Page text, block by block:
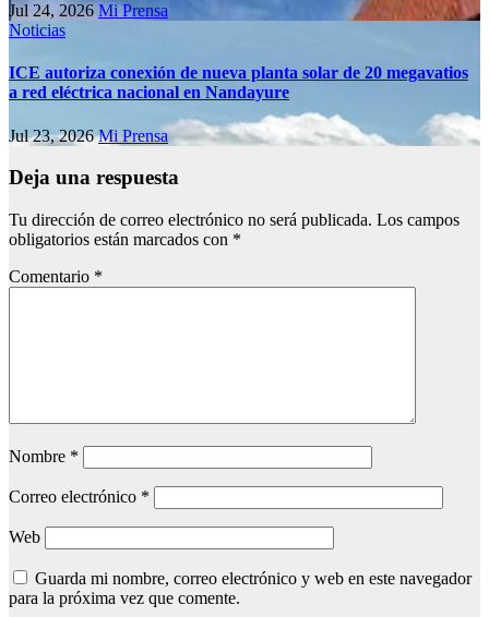
Jul 24, 2026Mi Prensa
Noticias
ICE autoriza conexión de nueva planta solar de 20 megavatios
a red eléctrica nacional en Nandayure
Jul 23, 2026Mi Prensa
Deja una respuesta
Tu dirección de correo electrónico no será publicada. Los campos
obligatorios están marcados con *
Comentario *
Nombre *
Correo electrónico *
Web
Guarda mi nombre, correo electrónico y web en este navegador
para la próxima vez que comente.